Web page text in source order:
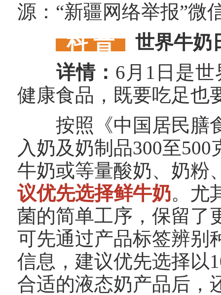
源：“新疆网络举报”微
科 普 世界牛奶
详情： 6月1日是
健康食品，既要吃足也
按照《中国居民膳食
入奶及奶制品300至
牛奶或等量酸奶、奶粉
议优先选择鲜牛奶。尤
菌的简单工序，保留了
可先通过产品标签辨别
信息，建议优先选择以
合适的液态奶产品后，